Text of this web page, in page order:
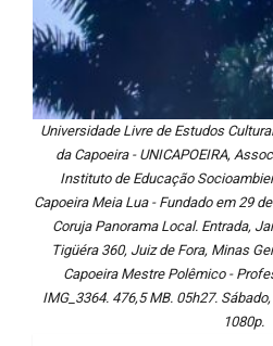
Universidade Livre de Estudos
da Capoeira - UNICAPOEIRA,
Instituto de Educação
Capoeira Meia Lua - Fundado em 29
Coruja Panorama Local. Entrada,
Tigüéra 360, Juiz de Fora, Minas
Capoeira Mestre Polêmico -
IMG_3364. 476,5 MB. 05h27.
1080p.